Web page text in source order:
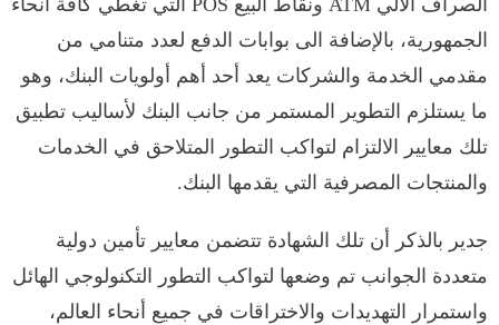
الصراف الآلي ATM ونقاط البيع POS التي تغطي كافة أنحاء
الجمهورية، بالإضافة الى بوابات الدفع لعدد متنامي من
مقدمي الخدمة والشركات يعد أحد أهم أولويات البنك، وهو
ما يستلزم التطوير المستمر من جانب البنك لأساليب تطبيق
تلك معايير الالتزام لتواكب التطور المتلاحق في الخدمات
والمنتجات المصرفية التي يقدمها البنك.
جدير بالذكر أن تلك الشهادة تتضمن معايير تأمين دولية
متعددة الجوانب تم وضعها لتواكب التطور التكنولوجي الهائل
واستمرار التهديدات والاختراقات في جميع أنحاء العالم،